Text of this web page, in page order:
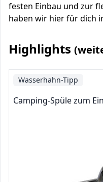
festen Einbau und zur
haben wir hier für dich
Highlights
Wasserhahn-Tipp
Camping-Spüle zum